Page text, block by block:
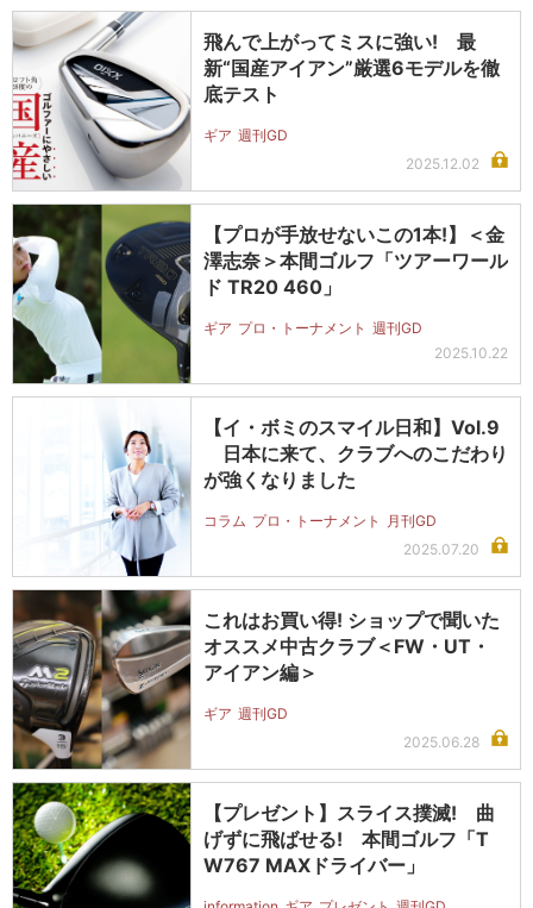
飛んで上がってミスに強い! 最
新“国産アイアン”厳選6モデルを徹
底テスト
ギア 週刊GD
2025.12.02
【プロが手放せないこの1本!】＜金
澤志奈＞本間ゴルフ「ツアーワール
ド TR20 460」
ギア プロ・トーナメント 週刊GD
2025.10.22
【イ・ボミのスマイル日和】Vol.9
日本に来て、クラブへのこだわり
が強くなりました
コラム プロ・トーナメント
月刊GD
2025.07.20
これはお買い得! ショップで聞いた
オススメ中古クラブ＜FW・UT・
アイアン編＞
ギア 週刊GD
2025.06.28
【プレゼント】スライス撲滅! 曲
げずに飛ばせる! 本間ゴルフ「T
W767 MAXドライバー」